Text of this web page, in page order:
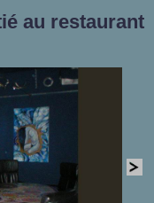
au restaurant